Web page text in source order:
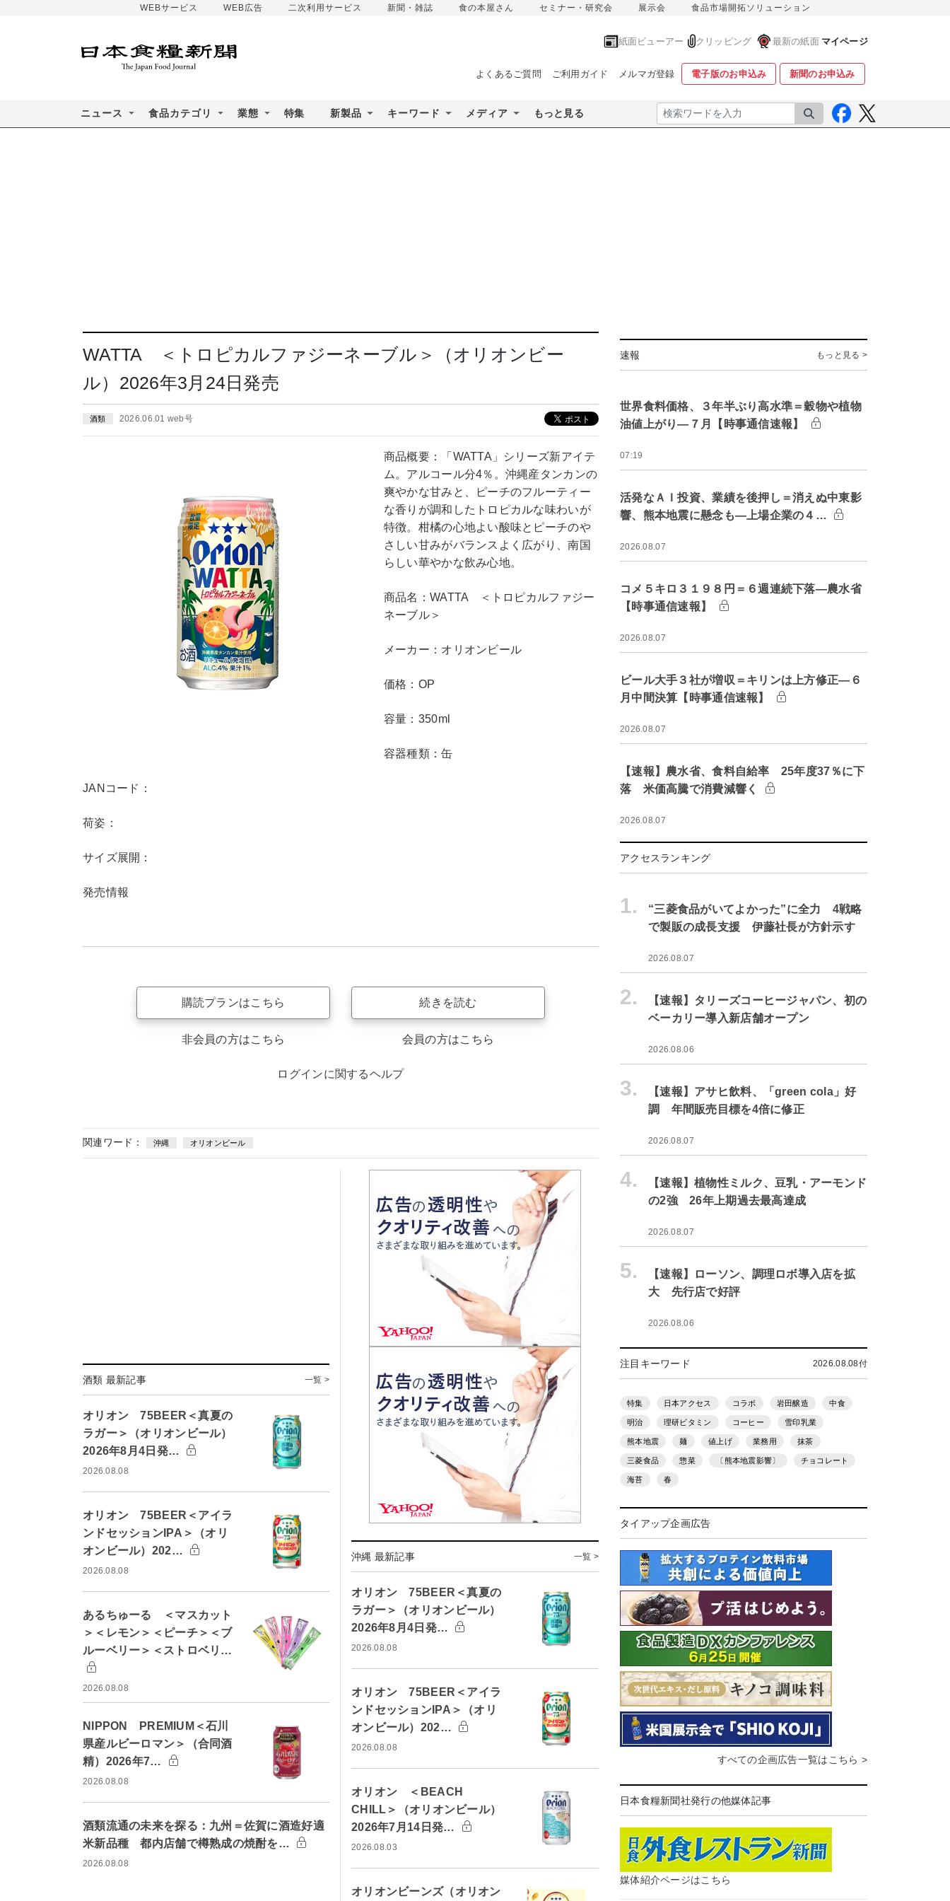
WEBサービス WEB広告 二次利用サービス 新聞・雑誌 食の本屋さん セミナー・研究会 展示会 食品市場開拓ソリューション
紙面ビューアー クリッピング 最新の紙面 マイページ
よくあるご質問 ご利用ガイド メルマガ登録 電子版のお申込み 新聞のお申込み
ニュース 食品カテゴリ 業態 特集 新製品 キーワード メディア もっと見る 検索
WATTA ＜トロピカルファジーネーブル＞（オリオンビー
ル）2026年3月24日発売
酒類 2026.06.01 web号
商品概要：「WATTA」シリーズ新アイテ
ム。アルコール分4％。沖縄産タンカンの
爽やかな甘みと、ピーチのフルーティー
な香りが調和したトロピカルな味わいが
特徴。柑橘の心地よい酸味とピーチのや
さしい甘みがバランスよく広がり、南国
らしい華やかな飲み心地。
商品名：WATTA ＜トロピカルファジー
ネーブル＞
メーカー：オリオンビール
価格：OP
容量：350ml
容器種類：缶
JANコード：
荷姿：
サイズ展開：
発売情報
購読プランはこちら
非会員の方はこちら
続きを読む
会員の方はこちら
ログインに関するヘルプ
関連ワード： 沖縄 オリオンビール
酒類 最新記事 一覧 >
オリオン 75BEER＜真夏の
ラガー＞（オリオンビール）
2026年8月4日発…
2026.08.08
オリオン 75BEER＜アイラ
ンドセッションIPA＞（オリ
オンビール）202…
2026.08.08
あるちゅーる ＜マスカット
＞＜レモン＞＜ピーチ＞＜ブ
ルーベリー＞＜ストロベリ…
2026.08.08
NIPPON PREMIUM＜石川
県産ルビーロマン＞（合同酒
精）2026年7…
2026.08.08
酒類流通の未来を探る：九州＝佐賀に酒造好適
米新品種 都内店舗で樽熟成の焼酎を…
2026.08.08
沖縄 最新記事 一覧 >
オリオン 75BEER＜真夏の
ラガー＞（オリオンビール）
2026年8月4日発…
2026.08.08
オリオン 75BEER＜アイラ
ンドセッションIPA＞（オリ
オンビール）202…
2026.08.08
オリオン ＜BEACH
CHILL＞（オリオンビール）
2026年7月14日発…
2026.08.03
オリオンビーンズ（オリオン
速報 もっと見る >
世界食料価格、３年半ぶり高水準＝穀物や植物
油値上がり―７月【時事通信速報】
07:19
活発なＡＩ投資、業績を後押し＝消えぬ中東影
響、熊本地震に懸念も―上場企業の４…
2026.08.07
コメ５キロ３１９８円＝６週連続下落―農水省
【時事通信速報】
2026.08.07
ビール大手３社が増収＝キリンは上方修正―６
月中間決算【時事通信速報】
2026.08.07
【速報】農水省、食料自給率 25年度37％に下
落 米価高騰で消費減響く
2026.08.07
アクセスランキング
1.
“三菱食品がいてよかった”に全力 4戦略
で製販の成長支援 伊藤社長が方針示す
2026.08.07
2.
【速報】タリーズコーヒージャパン、初の
ベーカリー導入新店舗オープン
2026.08.06
3.
【速報】アサヒ飲料、「green cola」好
調 年間販売目標を4倍に修正
2026.08.07
4.
【速報】植物性ミルク、豆乳・アーモンド
の2強 26年上期過去最高達成
2026.08.07
5.
【速報】ローソン、調理ロボ導入店を拡
大 先行店で好評
2026.08.06
注目キーワード 2026.08.08付
特集 日本アクセス コラボ 岩田醸造 中食
明治 理研ビタミン コーヒー 雪印乳業
熊本地震 麺 値上げ 業務用 抹茶
三菱食品 惣菜 〔熊本地震影響〕 チョコレート
海苔 春
タイアップ企画広告
すべての企画広告一覧はこちら >
日本食糧新聞社発行の他媒体記事
媒体紹介ページはこちら